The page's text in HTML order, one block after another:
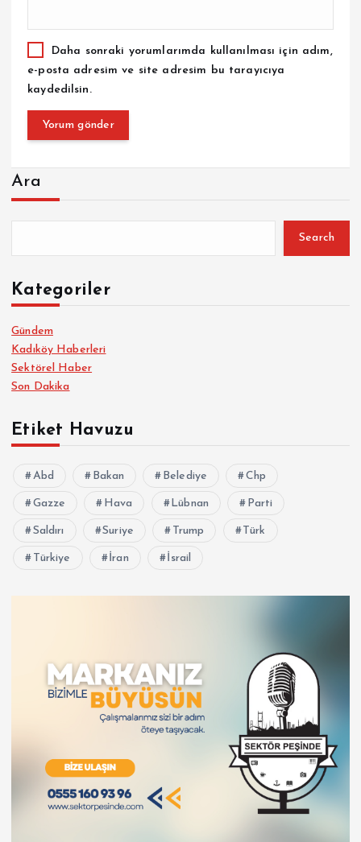
Daha sonraki yorumlarımda kullanılması için adım,
e-posta adresim ve site adresim bu tarayıcıya
kaydedilsin.
Ara
Search
Kategoriler
Gündem
Kadıköy Haberleri
Sektörel Haber
Son Dakika
Etiket Havuzu
Abd Bakan Belediye Chp
Gazze Hava Lübnan Parti
Saldırı Suriye Trump Türk
Türkiye İran İsrail